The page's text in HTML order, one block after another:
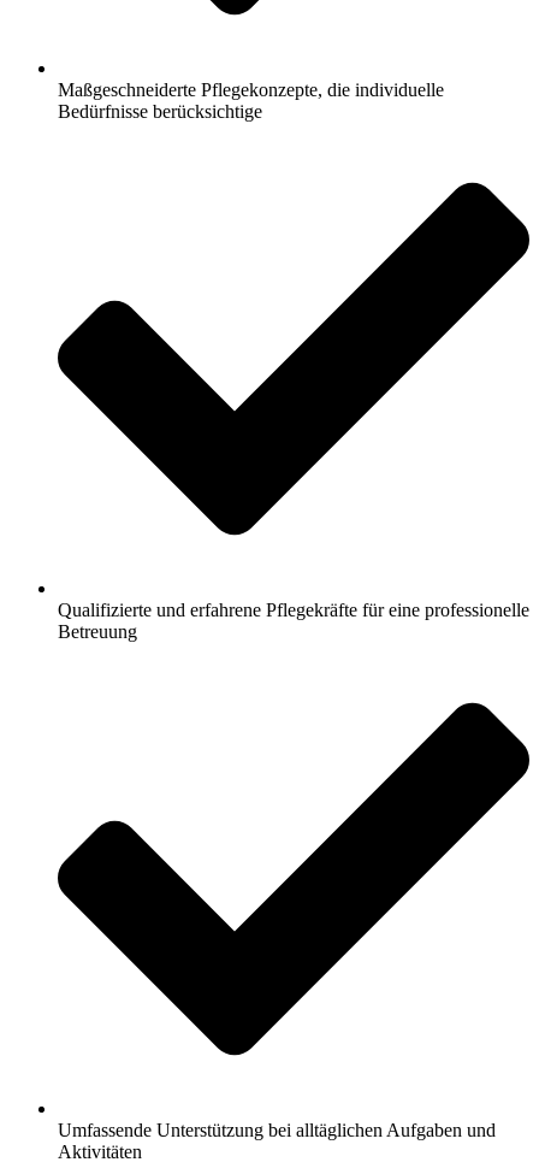
Maßgeschneiderte Pflegekonzepte, die individuelle
Bedürfnisse berücksichtige
Qualifizierte und erfahrene Pflegekräfte für eine professionelle
Betreuung
Umfassende Unterstützung bei alltäglichen Aufgaben und
Aktivitäten